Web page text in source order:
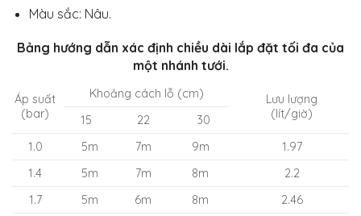
Màu sắc: Nâu.
Bảng hướng dẫn xác định chiều dài lắp đặt tối đa của
một nhánh tưới.
Áp suất
(bar)
Khoảng cách lỗ (cm)
Lưu lượng
(lít/giờ)
15 22
30
1.0
5m 7m 9m
1.97
1.4
5m 7m 8m
2.2
1.7
5m 6m 8m 2.46